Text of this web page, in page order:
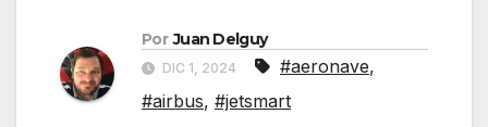
Por Juan Delguy
DIC 1, 2024 #aeronave,
#airbus, #jetsmart